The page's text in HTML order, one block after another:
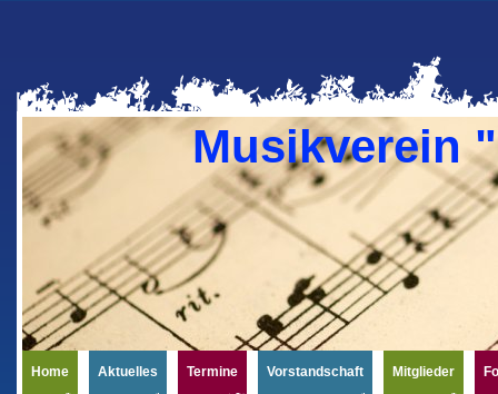
Musikverein
Home Aktuelles Termine Vorstandschaft Mitglieder